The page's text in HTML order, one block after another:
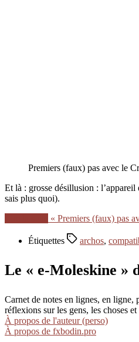
Premiers (faux) pas avec le
Et là : grosse désillusion :
sais plus quoi).
« Premiers (faux) pas
Étiquettes archos,
Le « e-Moleskine »
Carnet de notes en lignes, en
réflexions sur les gens, les choses
À propos de l'auteur (perso)
À propos de fxbodin.pro